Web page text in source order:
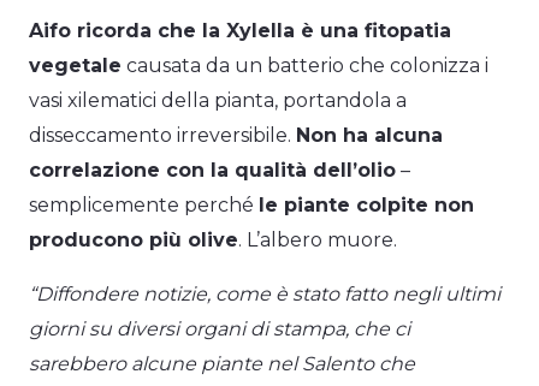
Aifo ricorda che la Xylella è una fitopatia
vegetale causata da un batterio che colonizza i
vasi xilematici della pianta, portandola a
disseccamento irreversibile. Non ha alcuna
correlazione con la qualità dell’olio –
semplicemente perché le piante colpite non
producono più olive. L’albero muore.
“Diffondere notizie, come è stato fatto negli ultimi
giorni su diversi organi di stampa, che ci
sarebbero alcune piante nel Salento che